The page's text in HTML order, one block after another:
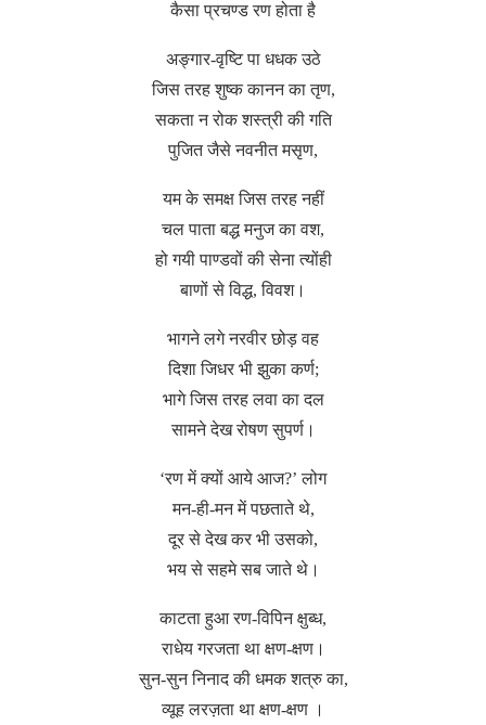
कैसा प्रचण्ड रण होता है
अङ्गार-वृष्टि पा धधक उठे
जिस तरह शुष्क कानन का तृण,
सकता न रोक शस्त्री की गति
पुजित जैसे नवनीत मसृण,
यम के समक्ष जिस तरह नहीं
चल पाता बद्ध मनुज का वश,
हो गयी पाण्डवों की सेना त्योंही
बाणों से विद्ध, विवश।
भागने लगे नरवीर छोड़ वह
दिशा जिधर भी झुका कर्ण;
भागे जिस तरह लवा का दल
सामने देख रोषण सुपर्ण।
‘रण में क्यों आये आज?’ लोग
मन-ही-मन में पछताते थे,
दूर से देख कर भी उसको,
भय से सहमे सब जाते थे।
काटता हुआ रण-विपिन क्षुब्ध,
राधेय गरजता था क्षण-क्षण।
सुन-सुन निनाद की धमक शत्रु का,
व्यूह लरज़ता था क्षण-क्षण ।